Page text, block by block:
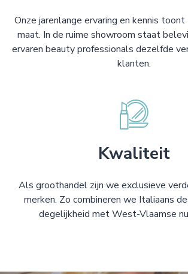
Onze jarenlange ervaring en kennis toont
maat. In de ruime showroom staat
ervaren beauty professionals dezelfde
klanten.
Kwaliteit
Als groothandel zijn we exclusieve
merken. Zo combineren we Italiaans
degelijkheid met West-Vlaamse